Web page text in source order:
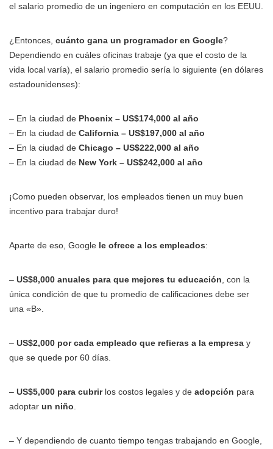
el salario promedio de un ingeniero en computación en los EEUU.
¿Entonces, cuánto gana un programador en Google?
Dependiendo en cuáles oficinas trabaje (ya que el costo de la
vida local varía), el salario promedio sería lo siguiente (en dólares
estadounidenses):
– En la ciudad de Phoenix – US$174,000 al año
– En la ciudad de California – US$197,000 al año
– En la ciudad de Chicago – US$222,000 al año
– En la ciudad de New York – US$242,000 al año
¡Como pueden observar, los empleados tienen un muy buen
incentivo para trabajar duro!
Aparte de eso, Google le ofrece a los empleados:
– US$8,000 anuales para que mejores tu educación , con la
única condición de que tu promedio de calificaciones debe ser
una «B».
– US$2,000 por cada empleado que refieras a la empresa y
que se quede por 60 días.
– US$5,000 para cubrirlos costos legales y de adopción para
adoptar un niño
– Y dependiendo de cuanto tiempo tengas trabajando en Google,